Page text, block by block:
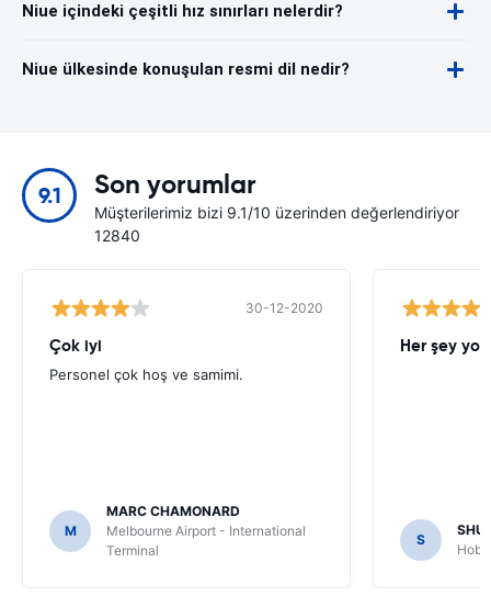
Niue içindeki çeşitli hız sınırları nelerdir?
Niue ülkesinde konuşulan resmi dil nedir?
9.1 Son yorumlar
Müşterilerimiz bizi 9.1/10 üzerinden değerlendiriyor
12840
30-12-2020
Çok iyi
Personel çok hoş ve samimi.
M
MARC CHAMONARD
Melbourne Airport - International
Terminal
Her şey
S